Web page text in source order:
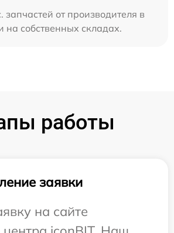
запчастей от производителя в
на собственных складах.
работы
заявки
на сайте